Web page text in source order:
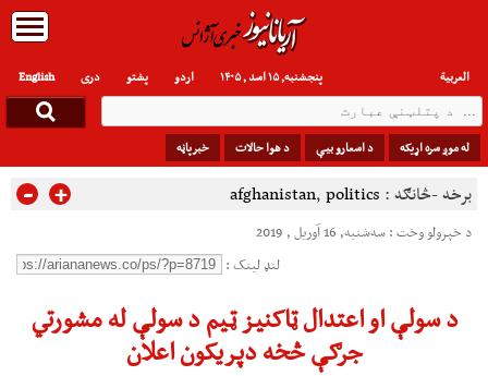
English دری پشتو العربیة اردو پنجشنبه, ۱۵ اسد , ۱۴۰۵
له موږ سره اړیکه د اسعارو بیې د هوا حالات خبرپاڼه
برخه -څانګه : afghanistan, politics
- +
د خپرولو وخت : سه‌شنبه, 16 آوریل , 2019
لنډ لینک :
د سولې او اعتدال ټاکنیز ټیم د سولې له مشورتي
جرګې څخه دپریکون اعلان